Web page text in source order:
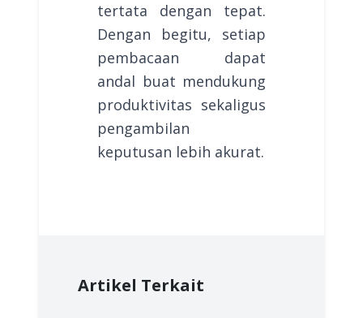
tertata dengan tepat.
Dengan begitu, setiap
pembacaan dapat
andal buat mendukung
produktivitas sekaligus
pengambilan
keputusan lebih akurat.
Artikel Terkait